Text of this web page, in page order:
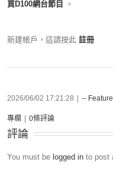
買D100網台節目
。
新建帳戶，這請按此 註冊
2026/06/02 17:21:28 --
專欄 0條評論
評論
You must be logged in to post